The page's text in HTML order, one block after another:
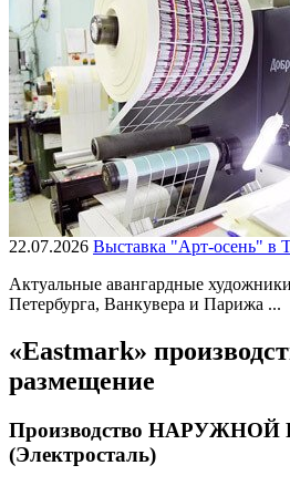
22.07.2026 Выставка "Арт-осень" в
Актуальные авангардные
Петербурга, Ванкувера и Парижа ...
«Eastmark»
размещение
Производство
(Электросталь)